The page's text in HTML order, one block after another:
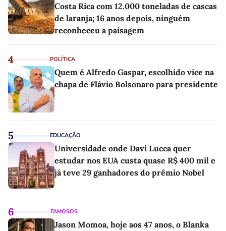
Costa Rica com 12.000 toneladas de cascas
de laranja; 16 anos depois, ninguém
reconheceu a paisagem
4 POLÍTICA
Quem é Alfredo Gaspar, escolhido vice na
chapa de Flávio Bolsonaro para presidente
5 EDUCAÇÃO
Universidade onde Davi Lucca quer
estudar nos EUA custa quase R$ 400 mil e
já teve 29 ganhadores do prêmio Nobel
6 FAMOSOS
Jason Momoa, hoje aos 47 anos, o Blanka